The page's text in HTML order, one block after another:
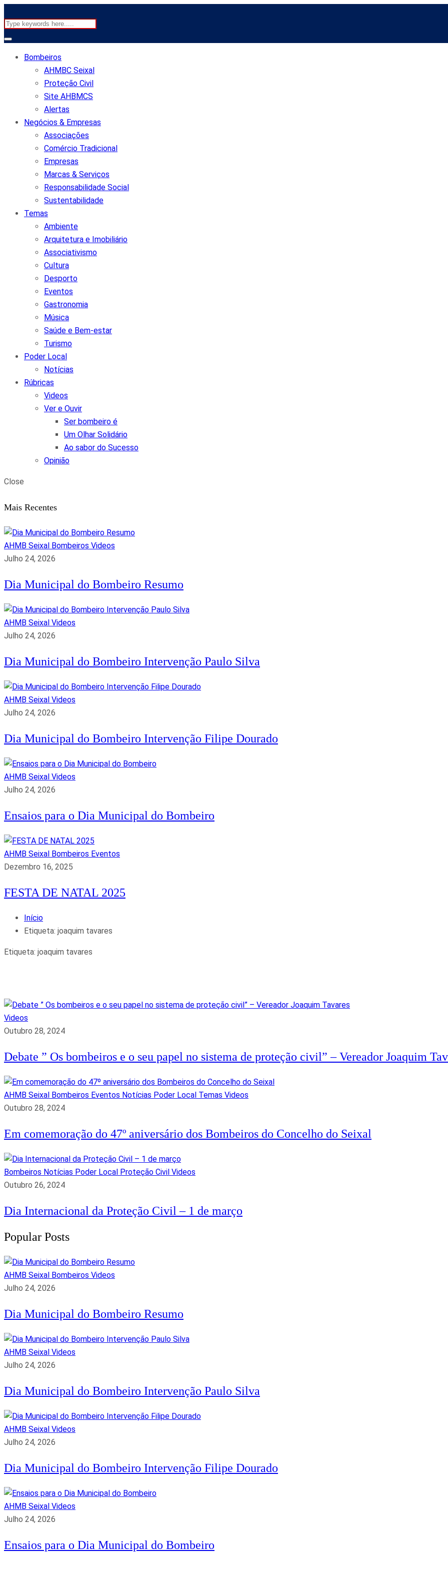
Bombeiros
AHMBC Seixal
Proteção Civil
Site AHBMCS
Alertas
Negócios & Empresas
Associações
Comércio Tradicional
Empresas
Marcas & Serviços
Responsabilidade Social
Sustentabilidade
Temas
Ambiente
Arquitetura e Imobiliário
Associativismo
Cultura
Desporto
Eventos
Gastronomia
Música
Saúde e Bem-estar
Turismo
Poder Local
Notícias
Rúbricas
Videos
Ver e Ouvir
Ser bombeiro é
Um Olhar Solidário
Ao sabor do Sucesso
Opinião
Close
Mais Recentes
AHMB Seixal Bombeiros Videos
Julho 24, 2026
Dia Municipal do Bombeiro Resumo
AHMB Seixal Videos
Julho 24, 2026
Dia Municipal do Bombeiro Intervenção Paulo Silva
AHMB Seixal Videos
Julho 24, 2026
Dia Municipal do Bombeiro Intervenção Filipe Dourado
AHMB Seixal Videos
Julho 24, 2026
Ensaios para o Dia Municipal do Bombeiro
AHMB Seixal Bombeiros Eventos
Dezembro 16, 2025
FESTA DE NATAL 2025
Início
Etiqueta: joaquim tavares
Etiqueta: joaquim tavares
Videos
Outubro 28, 2024
Debate ” Os bombeiros e o seu papel no sistema de proteção civil” – Vereador Joaquim
AHMB Seixal Bombeiros Eventos Notícias Poder Local Temas Videos
Outubro 28, 2024
Em comemoração do 47º aniversário dos Bombeiros do Concelho do Seixal
Bombeiros Notícias Poder Local Proteção Civil Videos
Outubro 26, 2024
Dia Internacional da Proteção Civil – 1 de março
Popular Posts
AHMB Seixal Bombeiros Videos
Julho 24, 2026
Dia Municipal do Bombeiro Resumo
AHMB Seixal Videos
Julho 24, 2026
Dia Municipal do Bombeiro Intervenção Paulo Silva
AHMB Seixal Videos
Julho 24, 2026
Dia Municipal do Bombeiro Intervenção Filipe Dourado
AHMB Seixal Videos
Julho 24, 2026
Ensaios para o Dia Municipal do Bombeiro